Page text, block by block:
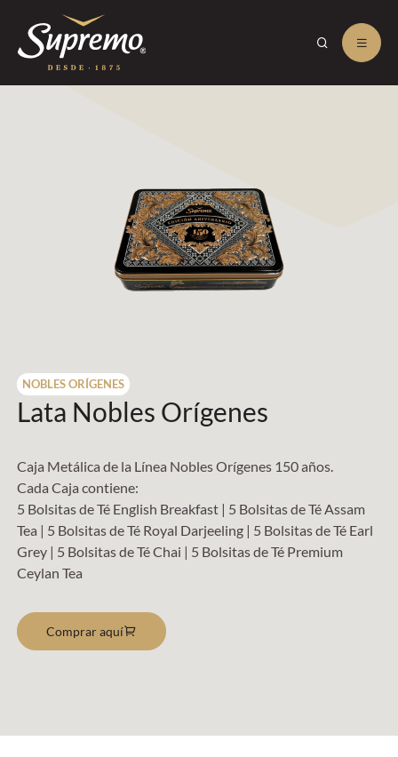
NOBLES ORÍGENES
Lata Nobles Orígenes
Caja Metálica de la Línea Nobles Orígenes 150 años.
Cada Caja contiene:
5 Bolsitas de Té English Breakfast | 5 Bolsitas de Té Assam
Tea | 5 Bolsitas de Té Royal Darjeeling | 5 Bolsitas de Té Earl
Grey | 5 Bolsitas de Té Chai | 5 Bolsitas de Té Premium
Ceylan Tea
Comprar aquí